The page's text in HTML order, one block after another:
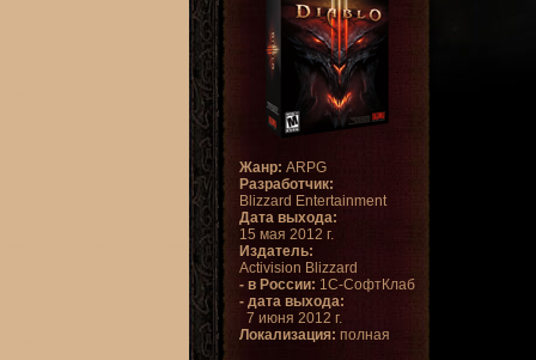
Жанр: ARPG
Разработчик:
Blizzard Entertainment
Дата выхода:
15 мая 2012 г.
Издатель:
Activision Blizzard
- в России: 1С-СофтКлаб
- дата выхода:
7 июня 2012 г.
Локализация: полная